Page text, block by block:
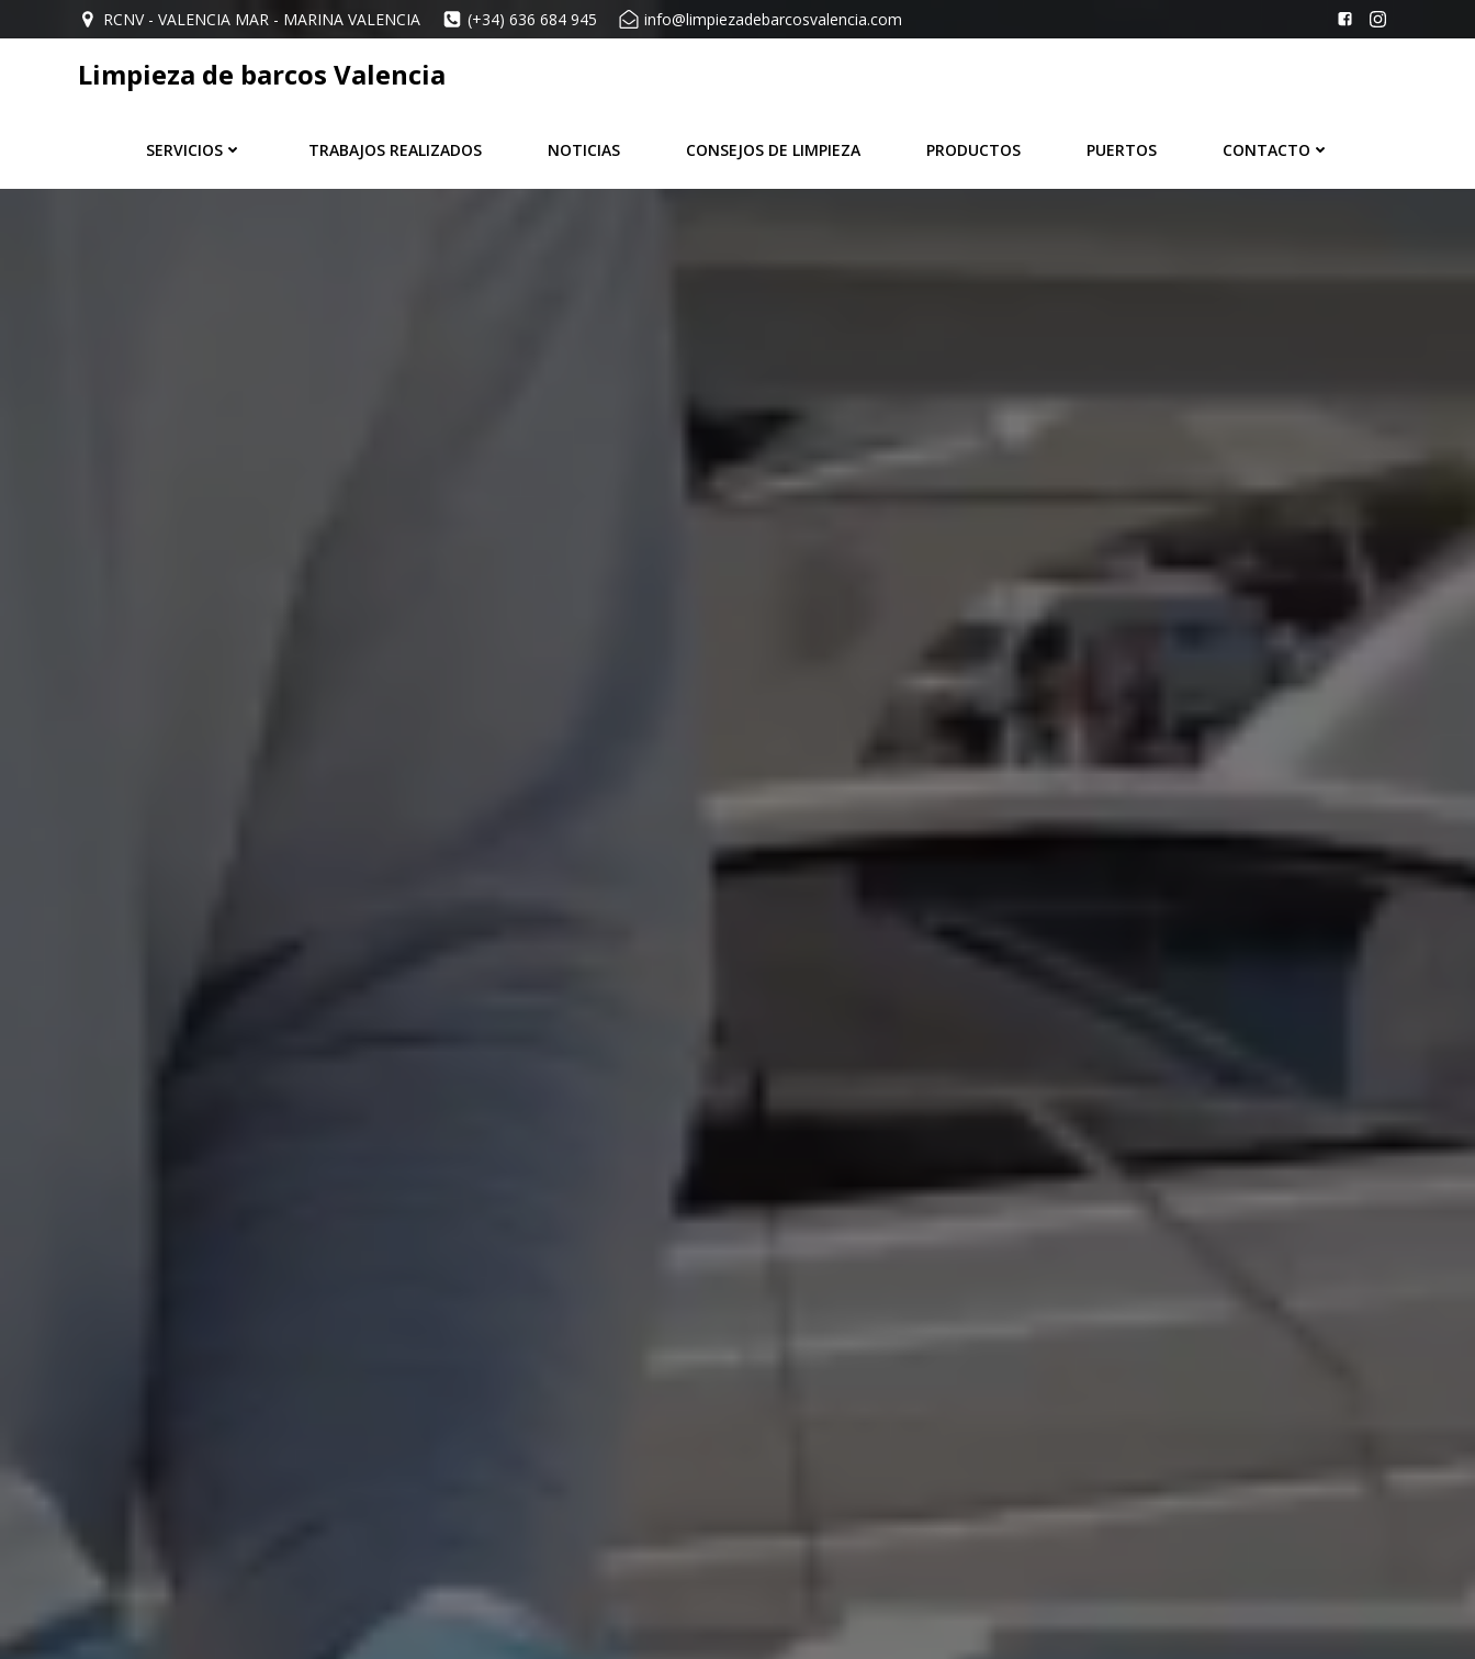
al
contenido
RCNV - VALENCIA MAR - MARINA VALENCIA (+34) 636 684 945 info@limpiezadebarcosvalencia.com
Limpieza de barcos Valencia
SERVICIOS TRABAJOS REALIZADOS NOTICIAS CONSEJOS DE LIMPIEZA PRODUCTOS PUERTOS CONTACTO